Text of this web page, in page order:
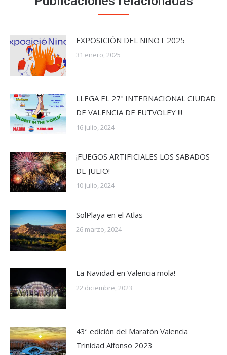
EXPOSICIÓN DEL NINOT 2025
31 enero, 2025
LLEGA EL 27º INTERNACIONAL CIUDAD
DE VALENCIA DE FUTVOLEY !!!
16 julio, 2024
¡FUEGOS ARTIFICIALES LOS SABADOS
DE JULIO!
10 julio, 2024
SolPlaya en el Atlas
26 marzo, 2024
La Navidad en Valencia mola!
22 diciembre, 2023
43ª edición del Maratón Valencia
Trinidad Alfonso 2023